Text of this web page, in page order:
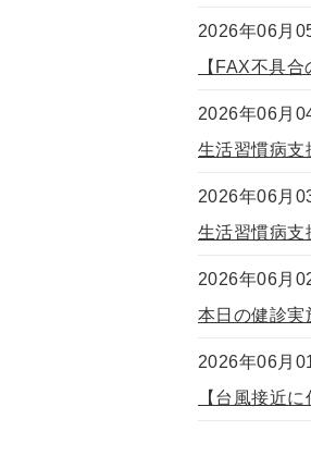
2026年06月
【FAX不具合
2026年06月
生活習慣病支
2026年06月
生活習慣病支
2026年06月
本日の健診実
2026年06月
【台風接近